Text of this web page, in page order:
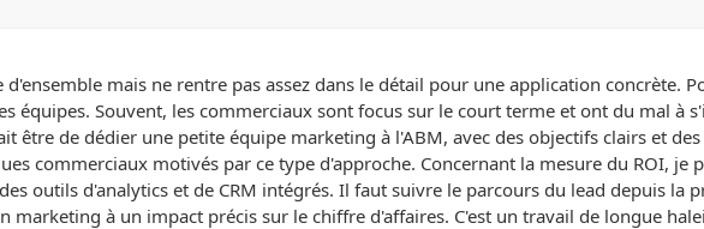
mais ne rentre pas assez dans le détail pour une application concrète.
équipes. Souvent, les commerciaux sont focus sur le court terme et ont du mal à
de dédier une petite équipe marketing à l'ABM, avec des objectifs clairs et des
commerciaux motivés par ce type d'approche. Concernant la mesure du ROI, je
outils d'analytics et de CRM intégrés. Il faut suivre le parcours du lead depuis la
à un impact précis sur le chiffre d'affaires. C'est un travail de longue